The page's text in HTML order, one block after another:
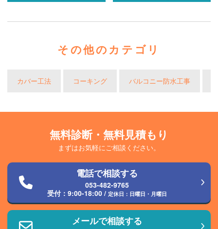
その他のカテゴリ
カバー工法 コーキング バルコニー防水工事
無料診断・無料見積もり
まずはお気軽にご相談ください。
電話で相談する
053-482-9765
受付： 9:00-18:00/ 定休日：日曜日・月曜日
メールで相談する